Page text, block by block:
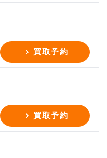
買取予約
買取予約